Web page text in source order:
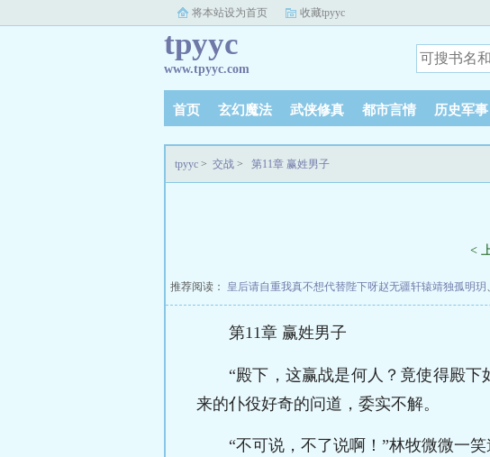
将本站设为首页 收藏tpyyc
tpyyc
www.tpyyc.com
首页 玄幻魔法 武侠修真 都市言情 历史军事
tpyyc > 交战 > 第11章 赢姓男子
<
推荐阅读： 皇后请自重我真不想代替陛下呀赵无疆轩辕靖独孤明玥
第11章 赢姓男子
“殿下，这赢战是何人？竟使得殿
来的仆役好奇的问道，委实不解。
“不可说，不了说啊！”林牧微微一